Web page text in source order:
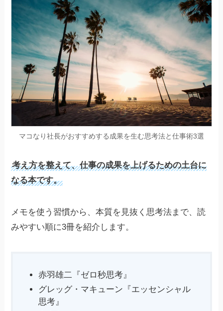
マコなり社長がおすすめする成果を生む思考法と仕事術3選
考え方を整えて、仕事の成果を上げるための土台に
なる本です。
メモを使う習慣から、本質を見抜く思考法まで、読
みやすい順に3冊を紹介します。
赤羽雄二『ゼロ秒思考』
グレッグ・マキューン『エッセンシャル
思考』